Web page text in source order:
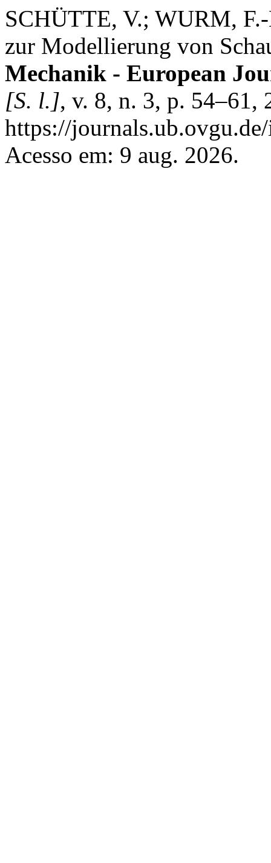
SCHÜTTE, V.; WURM,
zur Modellierung von
Mechanik - European
[S. l.], v. 8, n. 3, p. 54–61,
https://
Acesso em: 9 aug. 2026.